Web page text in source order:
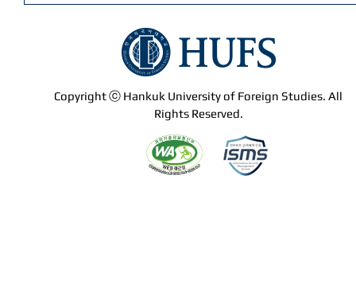
Copyright ⓒ Hankuk University of Foreign Studies. All
Rights Reserved.